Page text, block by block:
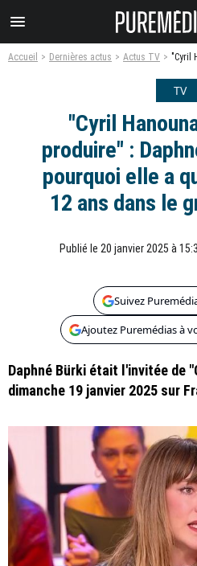
menu
Accueil Dernières actus Actus TV "Cyril Hanouna
TV
"Cyril
produire" :
pourquoi elle a
12 ans dans le
Publié le 20 janvier 2025 à
Suivez
Ajoutez Puremédias à
Daphné Bürki était l'invitée de
dimanche 19 janvier 2025 sur